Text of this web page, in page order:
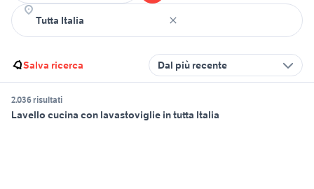
Salva ricerca Dal più recente
2.036 risultati
Lavello cucina con lavastoviglie in tutta Italia